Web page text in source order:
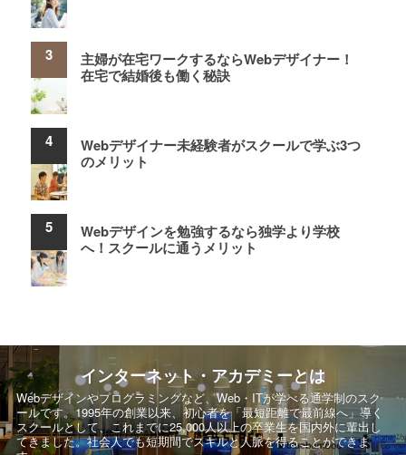
主婦が在宅ワークするならWebデザイナー！
在宅で結婚後も働く秘訣
Webデザイナー未経験者がスクールで学ぶ3つ
のメリット
Webデザインを勉強するなら独学より学校
へ！スクールに通うメリット
インターネット・アカデミーとは
Webデザインやプログラミングなど、Web・ITが学べる通学制のスク
ールです。1995年の創業以来、初心者を「最短距離で最前線へ」導く
スクールとして、これまでに25,000人以上の卒業生を国内外に輩出し
てきました。社会人でも短期間でスキルと人脈を得ることができま